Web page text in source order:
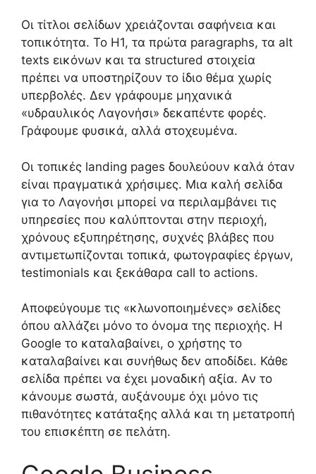
Οι τίτλοι σελίδων χρειάζονται σαφήνεια και
τοπικότητα. Το H1, τα πρώτα paragraphs, τα alt
texts εικόνων και τα structured στοιχεία
πρέπει να υποστηρίζουν το ίδιο θέμα χωρίς
υπερβολές. Δεν γράφουμε μηχανικά
«υδραυλικός Λαγονήσι» δεκαπέντε φορές.
Γράφουμε φυσικά, αλλά στοχευμένα.
Οι τοπικές landing pages δουλεύουν καλά όταν
είναι πραγματικά χρήσιμες. Μια καλή σελίδα
για το Λαγονήσι μπορεί να περιλαμβάνει τις
υπηρεσίες που καλύπτονται στην περιοχή,
χρόνους εξυπηρέτησης, συχνές βλάβες που
αντιμετωπίζονται τοπικά, φωτογραφίες έργων,
testimonials και ξεκάθαρα call to actions.
Αποφεύγουμε τις «κλωνοποιημένες» σελίδες
όπου αλλάζει μόνο το όνομα της περιοχής. Η
Google το καταλαβαίνει, ο χρήστης το
καταλαβαίνει και συνήθως δεν αποδίδει. Κάθε
σελίδα πρέπει να έχει μοναδική αξία. Αν το
κάνουμε σωστά, αυξάνουμε όχι μόνο τις
πιθανότητες κατάταξης αλλά και τη μετατροπή
του επισκέπτη σε πελάτη.